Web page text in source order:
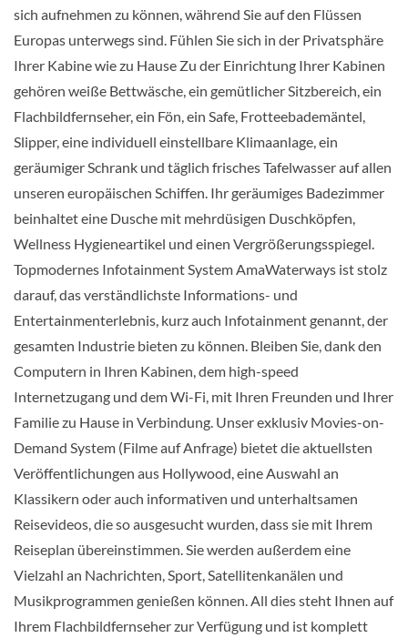
Außenkabine-[D]
Piano Deck
Aussenkabine
Außenkabine-[E]
Suite-[S]
Violin Deck
Suite
sich aufnehmen zu können, während Sie auf den Flüssen
Europas unterwegs sind. Fühlen Sie sich in der Privatsphäre
Ihrer Kabine wie zu Hause Zu der Einrichtung Ihrer Kabinen
gehören weiße Bettwäsche, ein gemütlicher Sitzbereich, ein
Flachbildfernseher, ein Fön, ein Safe, Frotteebademäntel,
Slipper, eine individuell einstellbare Klimaanlage, ein
geräumiger Schrank und täglich frisches Tafelwasser auf allen
unseren europäischen Schiffen. Ihr geräumiges Badezimmer
beinhaltet eine Dusche mit mehrdüsigen Duschköpfen,
Wellness Hygieneartikel und einen Vergrößerungsspiegel.
Topmodernes Infotainment System AmaWaterways ist stolz
darauf, das verständlichste Informations- und
Entertainmenterlebnis, kurz auch Infotainment genannt, der
gesamten Industrie bieten zu können. Bleiben Sie, dank den
Computern in Ihren Kabinen, dem high-speed
Internetzugang und dem Wi-Fi, mit Ihren Freunden und Ihrer
Familie zu Hause in Verbindung. Unser exklusiv Movies-on-
Demand System (Filme auf Anfrage) bietet die aktuellsten
Veröffentlichungen aus Hollywood, eine Auswahl an
Klassikern oder auch informativen und unterhaltsamen
Reisevideos, die so ausgesucht wurden, dass sie mit Ihrem
Reiseplan übereinstimmen. Sie werden außerdem eine
Vielzahl an Nachrichten, Sport, Satellitenkanälen und
Musikprogrammen genießen können. All dies steht Ihnen auf
Ihrem Flachbildfernseher zur Verfügung und ist komplett